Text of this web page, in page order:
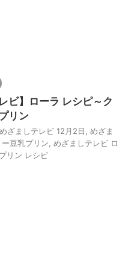
ビ】ローラ レシピ～ク
リン
めざましテレビ 12月2日
めざま
豆乳プリン めざましテレビ ロ
リン レシピ